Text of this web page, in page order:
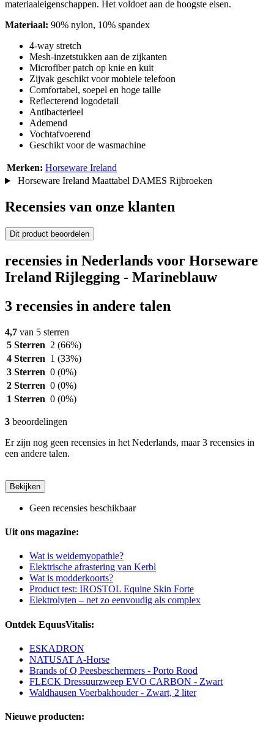
materiaaleigenschappen. Het voldoet aan de hoogste eisen.
Materiaal: 90% nylon, 10% spandex
4-way stretch
Mesh-inzetstukken aan de zijkanten
Microfiber patch op knie en kuit
Zijvak geschikt voor mobiele telefoon
Comfortabel, soepel en hoge taille
Reflecterend logodetail
Antibacterieel
Ademend
Vochtafvoerend
Geschikt voor de wasmachine
Merken: Horseware Ireland
Horseware Ireland Maattabel DAMES Rijbroeken
Recensies van onze klanten
Dit product beoordelen
recensies in Nederlands voor Horseware
Ireland Rijlegging - Marineblauw
3 recensies in andere talen
4,7 van 5 sterren
5 Sterren 2 (66%)
4 Sterren 1 (33%)
3 Sterren 0 (0%)
2 Sterren 0 (0%)
1 Sterren 0 (0%)
3 beoordelingen
Er zijn nog geen recensies in het Nederlands, maar 3 recensies in
een andere talen.
Bekijken
Geen recensies beschikbaar
Uit ons magazine:
Wat is weidemyopathie?
Elektrische afrastering van Kerbl
Wat is modderkoorts?
Product test: IROSTOL Equine Skin Forte
Elektrolyten – net zo eenvoudig als complex
Ontdek EquusVitalis:
ESKADRON
NATUSAT A-Horse
Brands of Q Peesbeschermers - Porto Rood
FLECK Dressuurzweep EVO CARBON - Zwart
Waldhausen Voerbakhouder - Zwart, 2 liter
Nieuwe producten: